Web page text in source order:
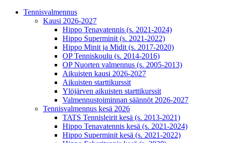
Tennisvalmennus
Kausi 2026-2027
Hippo Tenavatennis (s. 2021-2024)
Hippo Superminit (s. 2021-2022)
Hippo Minit ja Midit (s. 2017-2020)
OP Tenniskoulu (s. 2014-2016)
OP Nuorten valmennus (s. 2005-2013)
Aikuisten kausi 2026-2027
Aikuisten starttikurssit
Ylöjärven aikuisten starttikurssit
Valmennustoiminnan säännöt 2026-2027
Tennisvalmennus kesä 2026
TATS Tennisleirit kesä (s. 2013-2021)
Hippo Tenavatennis kesä (s. 2021-2024)
Hippo Superminit kesä (s. 2021-2022)